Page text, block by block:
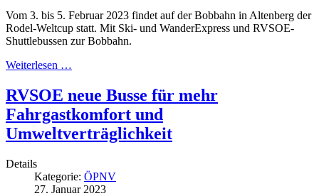
Vom 3. bis 5. Februar 2023 findet auf der Bobbahn in Altenberg der
Rodel-Weltcup statt. Mit Ski- und WanderExpress und RVSOE-
Shuttlebussen zur Bobbahn.
Weiterlesen …
RVSOE neue Busse für mehr
Fahrgastkomfort und
Umweltverträglichkeit
Details
Kategorie: ÖPNV
27. Januar 2023